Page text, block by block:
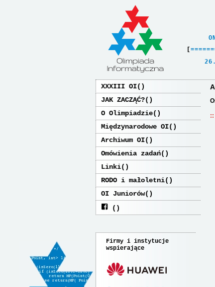
[ ======
XXXIII OI
JAK ZACZĄĆ?
O Olimpiadzie
Międzynarodowe OI
Archiwum OI
Omówienia zadań
Linki
RODO i małoletni
OI Juniorów
Firmy i instytucje
wspierające